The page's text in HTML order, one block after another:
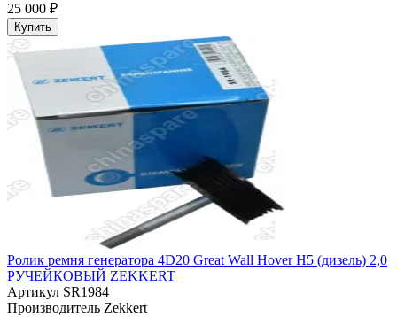
25 000 ₽
Купить
Ролик ремня генератора 4D20 Great Wall Hover H5 (дизель) 2,0
РУЧЕЙКОВЫЙ ZEKKERT
Артикул SR1984
Производитель Zekkert